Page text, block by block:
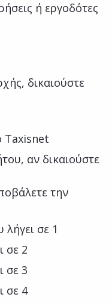
ή εργοδότες
δικαιούστε
Taxisnet
αν δικαιούστε
την
σε 1
σε 2
σε 3
σε 4